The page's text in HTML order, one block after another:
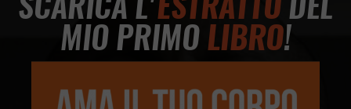
HOME
ABOUT
SERVIZI
MIO PRIMOLIBRO!